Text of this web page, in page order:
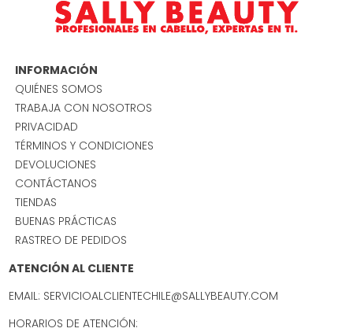
INFORMACIÓN
QUIÉNES SOMOS
TRABAJA CON NOSOTROS
PRIVACIDAD
TÉRMINOS Y CONDICIONES
DEVOLUCIONES
CONTÁCTANOS
TIENDAS
BUENAS PRÁCTICAS
RASTREO DE PEDIDOS
ATENCIÓN AL CLIENTE
EMAIL: SERVICIOALCLIENTECHILE@SALLYBEAUTY.COM
HORARIOS DE ATENCIÓN: